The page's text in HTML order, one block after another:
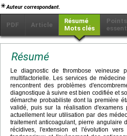
Auteur correspondant.
PDF Article
Résumé
Mots clés
Points
Résumé
Le diagnostic de thrombose veineuse
multifactorielle. Les services de
rencontrent des problèmes
diagnostique à suivre est bien codifiée et
démarche probabiliste dont la première
validé, puis sur la réalisation d'examens
actuellement leur utilisation par des
traitement anticoagulant, pierre angulaire
récidives, l'extension et l'évolution